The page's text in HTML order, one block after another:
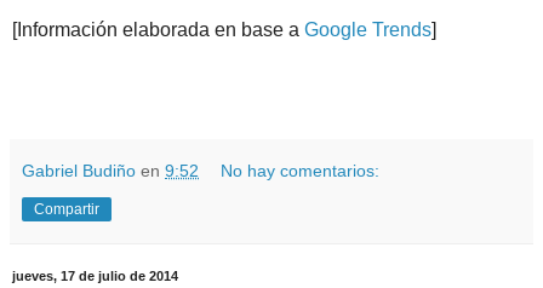
[Información elaborada en base a Google Trends]
Gabriel Budiño en 9:52 No hay comentarios:
Compartir
jueves, 17 de julio de 2014